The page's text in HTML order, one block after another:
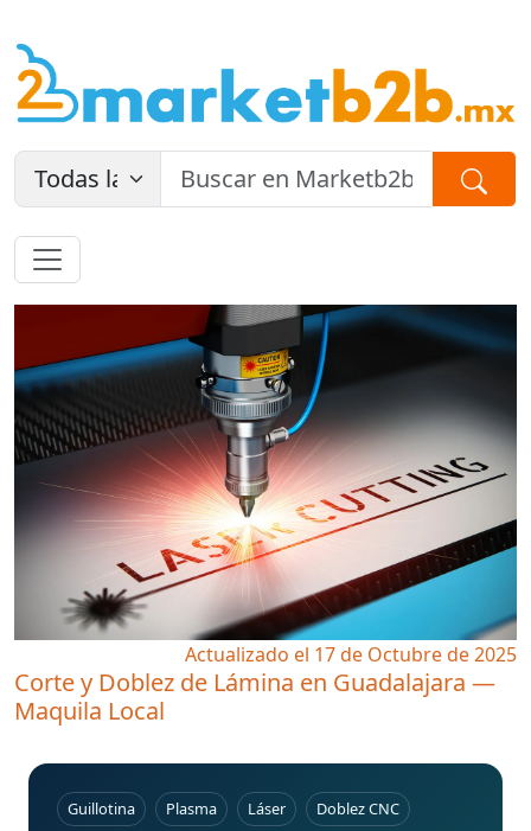
Actualizado el 17 de Octubre de 2025
Corte y Doblez de Lámina en Guadalajara —
Maquila Local
Guillotina Plasma Láser Doblez CNC